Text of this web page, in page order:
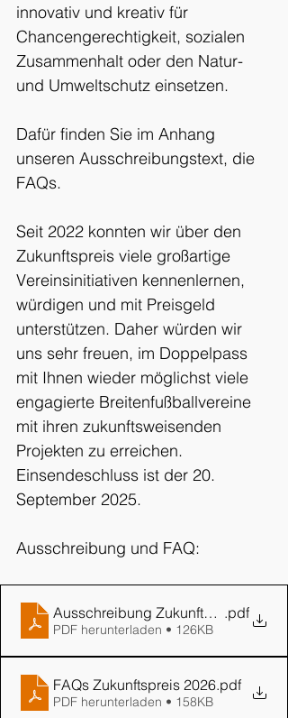
innovativ und kreativ für
Chancengerechtigkeit, sozialen
Zusammenhalt oder den Natur-
und Umweltschutz einsetzen.
Dafür finden Sie im Anhang
unseren Ausschreibungstext, die
FAQs.
Seit 2022 konnten wir über den
Zukunftspreis viele großartige
Vereinsinitiativen kennenlernen,
würdigen und mit Preisgeld
unterstützen. Daher würden wir
uns sehr freuen, im Doppelpass
mit Ihnen wieder möglichst viele
engagierte Breitenfußballvereine
mit ihren zukunftsweisenden
Projekten zu erreichen.
Einsendeschluss ist der 20.
September 2025.
Ausschreibung und FAQ:
Ausschreibung Zukunftspreis 2026
.pdf
PDF herunterladen • 126KB
FAQs Zukunftspreis 2026.pdf
PDF herunterladen • 158KB